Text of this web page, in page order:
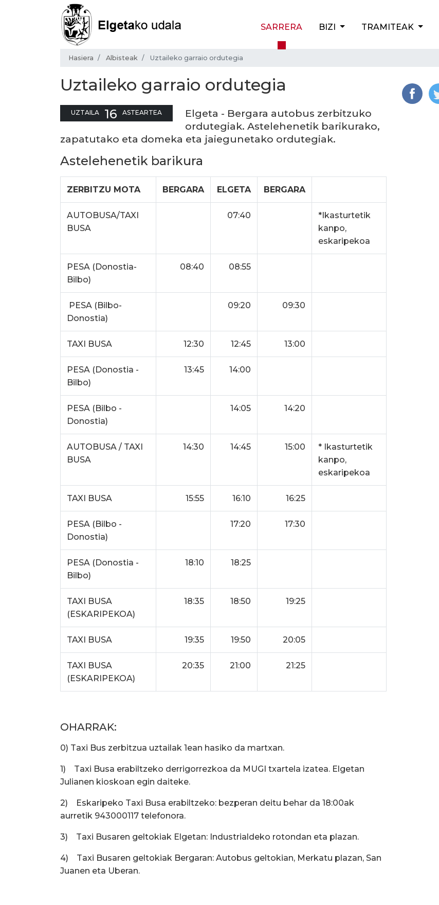
SARRERA BIZI TRAMITEAK
Hasiera Albisteak Uztaileko garraio ordutegia
Uztaileko garraio ordutegia
UZTAILA 16 ASTEARTEA
Elgeta - Bergara autobus zerbitzuko
ordutegiak. Astelehenetik barikurako,
zapatutako eta domeka eta jaiegunetako ordutegiak.
Astelehenetik barikura
ZERBITZU MOTA BERGARA ELGETA BERGARA
AUTOBUSA/TAXI
BUSA
07:40
*Ikasturtetik
kanpo,
eskaripekoa
PESA (Donostia-
Bilbo)
08:40 08:55
PESA (Bilbo-
Donostia)
09:20 09:30
TAXI BUSA 12:30 12:45 13:00
PESA (Donostia -
Bilbo)
13:45 14:00
PESA (Bilbo -
Donostia)
14:05 14:20
AUTOBUSA / TAXI
BUSA
14:30 14:45 15:00
* Ikasturtetik
kanpo,
eskaripekoa
TAXI BUSA 15:55 16:10 16:25
PESA (Bilbo -
Donostia)
17:20 17:30
PESA (Donostia -
Bilbo)
18:10 18:25
TAXI BUSA
(ESKARIPEKOA)
18:35 18:50 19:25
TAXI BUSA 19:35 19:50 20:05
TAXI BUSA
(ESKARIPEKOA)
20:35 21:00 21:25
OHARRAK:
0) Taxi Bus zerbitzua uztailak 1ean hasiko da martxan.
1) Taxi Busa erabiltzeko derrigorrezkoa da MUGI txartela izatea. Elgetan
Julianen kioskoan egin daiteke.
2) Eskaripeko Taxi Busa erabiltzeko: bezperan deitu behar da 18:00ak
aurretik 943000117 telefonora.
3) Taxi Busaren geltokiak Elgetan: Industrialdeko rotondan eta plazan.
4) Taxi Busaren geltokiak Bergaran: Autobus geltokian, Merkatu plazan, San
Juanen eta Uberan.